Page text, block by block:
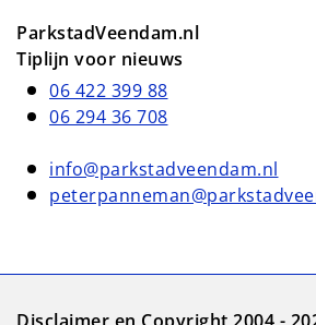
ParkstadVeendam.nl
Tiplijn voor nieuws
06 422 399 88
06 294 36 708
info@parkstadveendam.nl